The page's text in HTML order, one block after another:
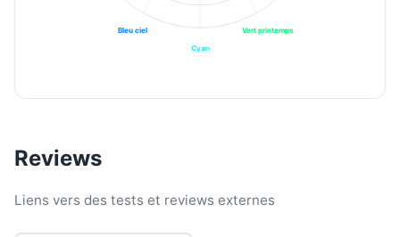
Vert printemps
Cyan
Bleu ciel
Reviews
Liens vers des tests et reviews externes